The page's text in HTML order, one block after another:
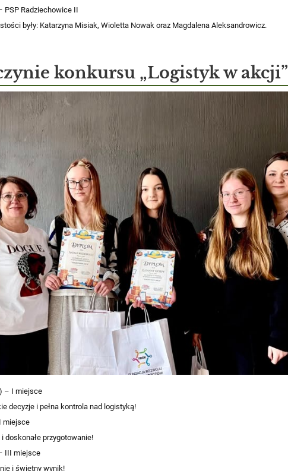
PSP Radziechowice II
były: Katarzyna Misiak, Wioletta Nowak oraz Magdalena Aleksandrowicz.
konkursu „Logistyk w akcji”
– I miejsce
decyzje i pełna kontrola nad logistyką!
miejsce
doskonałe przygotowanie!
III miejsce
i świetny wynik!